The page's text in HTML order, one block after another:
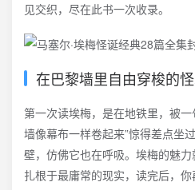
见交织，尽在此书一次收录。
在巴黎墙里自由穿梭的
第一次读埃梅，是在地铁里，被
墙像幕布一样卷起来”惊得差点坐
壁，仿佛它也在呼吸。埃梅的魅
扎根于最庸常的现实，读完后，